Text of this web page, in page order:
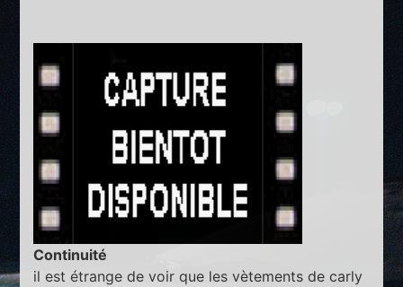
Continuité
il est étrange de voir que les vètements de carly